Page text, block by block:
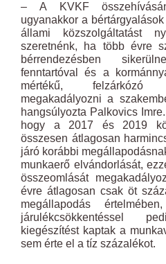
– A KVKF
ugyanakkor a
állami közszolgáltatást
szeretnénk, ha több évre
bérrendezésben
fenntartóval és a
mértékű, felzárkózó
megakadályozni a
hangsúlyozta Palkovics
hogy a 2017 és 2019
összesen átlagosan
járó korábbi
munkaerő elvándorlását,
összeomlását
évre átlagosan csak öt
megállapodás
járulékcsökkentéssel
kiegészítést kaptak a
sem érte el a tíz százalékot.